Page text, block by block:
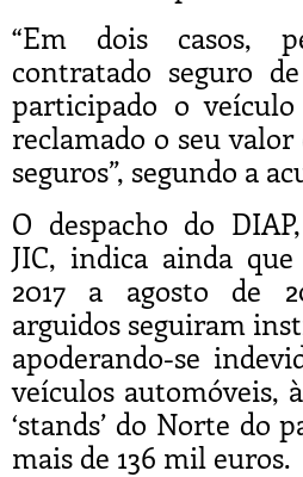
“Em dois casos,
contratado seguro
participado o
reclamado o seu
seguros”, segundo a
O despacho do
JIC, indica ainda
2017 a agosto de
arguidos seguiram
apoderando-se
veículos automóveis,
‘stands’ do Norte do
mais de 136 mil euros.